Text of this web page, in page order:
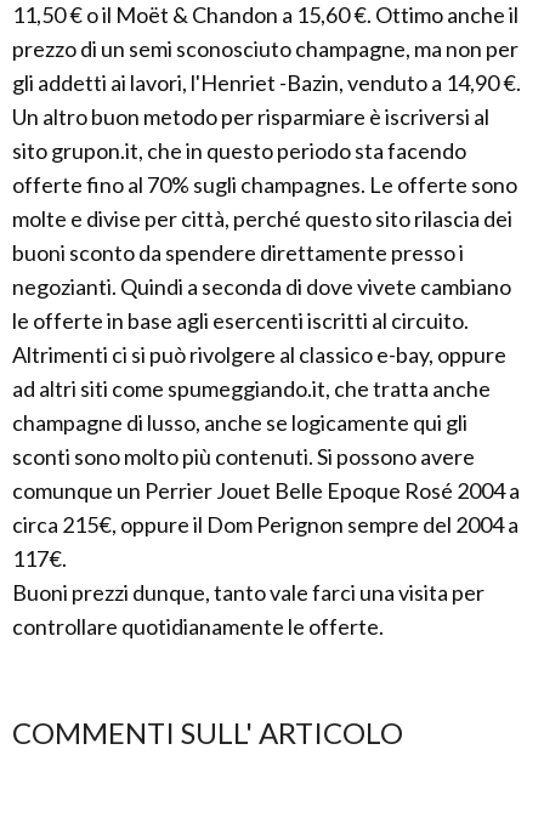
11,50 € o il Moët & Chandon a 15,60 €. Ottimo anche il
prezzo di un semi sconosciuto champagne, ma non per
gli addetti ai lavori, l'Henriet -Bazin, venduto a 14,90 €.
Un altro buon metodo per risparmiare è iscriversi al
sito grupon.it, che in questo periodo sta facendo
offerte fino al 70% sugli champagnes. Le offerte sono
molte e divise per città, perché questo sito rilascia dei
buoni sconto da spendere direttamente presso i
negozianti. Quindi a seconda di dove vivete cambiano
le offerte in base agli esercenti iscritti al circuito.
Altrimenti ci si può rivolgere al classico e-bay, oppure
ad altri siti come spumeggiando.it, che tratta anche
champagne di lusso, anche se logicamente qui gli
sconti sono molto più contenuti. Si possono avere
comunque un Perrier Jouet Belle Epoque Rosé 2004 a
circa 215€, oppure il Dom Perignon sempre del 2004 a
117€.
Buoni prezzi dunque, tanto vale farci una visita per
controllare quotidianamente le offerte.
COMMENTI SULL' ARTICOLO